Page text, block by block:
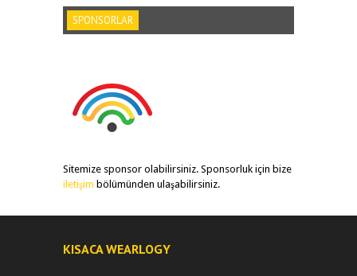
SPONSORLAR
Sitemize sponsor olabilirsiniz. Sponsorluk için bize
iletişim bölümünden ulaşabilirsiniz.
KISACA WEARLOGY